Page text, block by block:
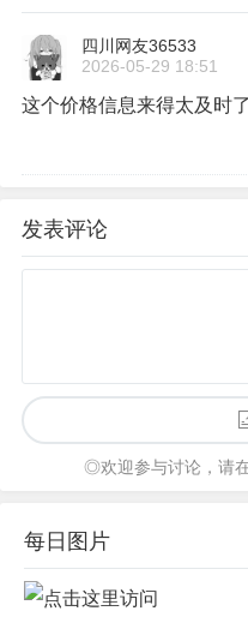
四川网友36533
2026-05-29 18:51
这个价格信息来得太及时
发表评论
◎欢迎参与讨论，请
每日图片